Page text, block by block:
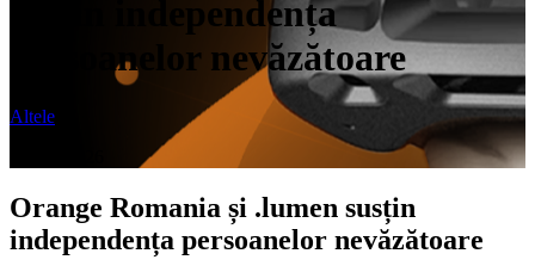
susțin independența
persoanelor nevăzătoare
Altele
Orange Romania și .lumen susțin
independența persoanelor nevăzătoare